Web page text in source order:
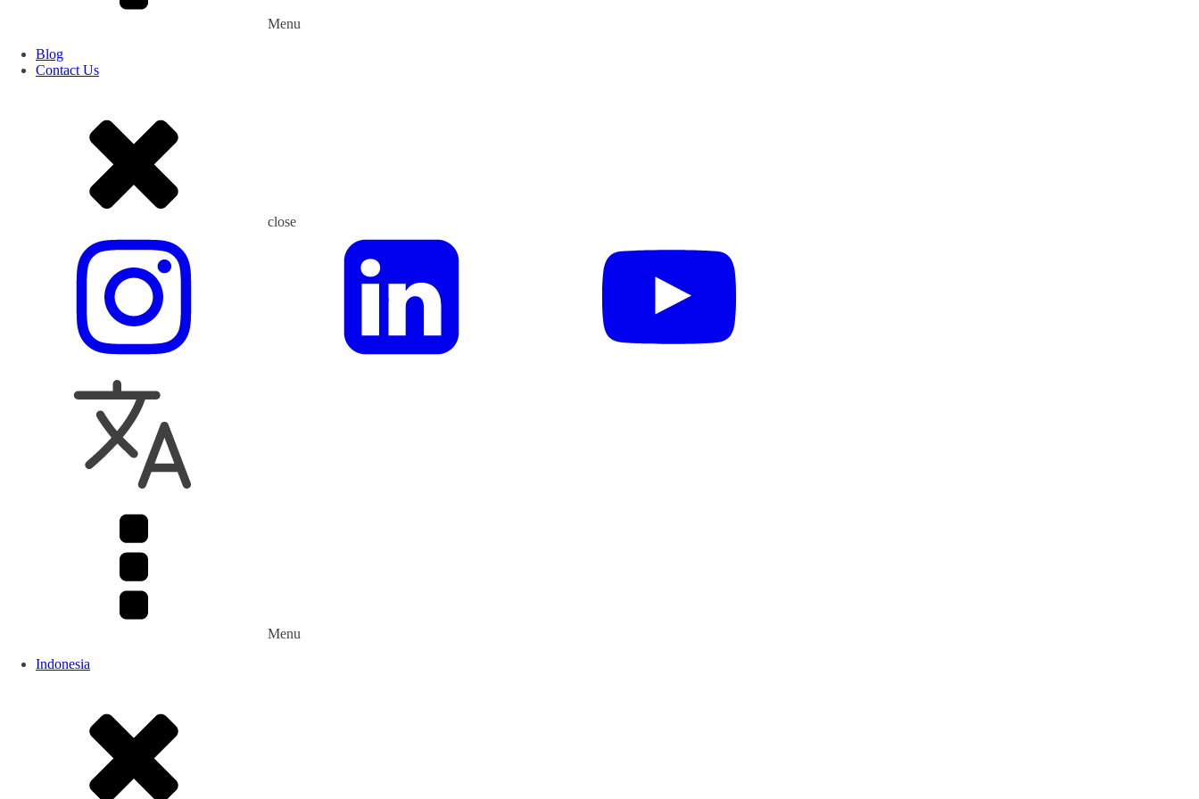
Ringkasan Materi:
Materi ini mencakup pemahaman komprehensif tentang blended finance dan bagaimana skema ini dapat menjadi alternatif pendanaan strategis bagi OMS. Beberapa
poin utama dalam modul ini meliputi:
Konsep dan Prinsip Dasar Blended Finance
Modul menjelaskan definisi blended finance, karakteristik utamanya, serta prinsip-prinsip yang menjadi dasar keberhasilan penerapannya seperti tambahan
(additionality), keselarasan dengan tujuan pembangunan, dan pengurangan risiko untuk menarik modal swasta.
Diperkenalkan berbagai instrumen blended finance, seperti jaminan kredit, pinjaman lunak (concessional loans), penyertaan modal (equity), serta results-based
financing, beserta bagaimana kombinasi dana publik dan swasta disusun dalam sebuah skema pendanaan.
Materi mengulas bagaimana blended finance telah diimplementasikan di berbagai negara, termasuk contoh kemitraan antara OMS, pemerintah, dan investor swasta.
Studi kasus memberikan wawasan nyata tentang peluang dan tantangan di lapangan.
Risiko dan Tantangan bagi OMS
Panduan Praktis dan Langkah Strategis bagi OMS
Materi dilengkapi dengan panduan langkah demi langkah bagi OMS yang ingin mulai menjajaki blended finance, termasuk:
Menu
Blog
Contact Us
close
Menu
Indonesia